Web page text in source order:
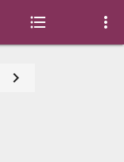
 
